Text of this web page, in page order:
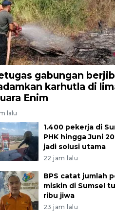
gabungan
karhutla di
Enim
lalu
1.400 pekerja di
PHK hingga Juni
jadi solusi utama
22 jam lalu
BPS catat jumlah
miskin di Sumsel
ribu jiwa
23 jam lalu